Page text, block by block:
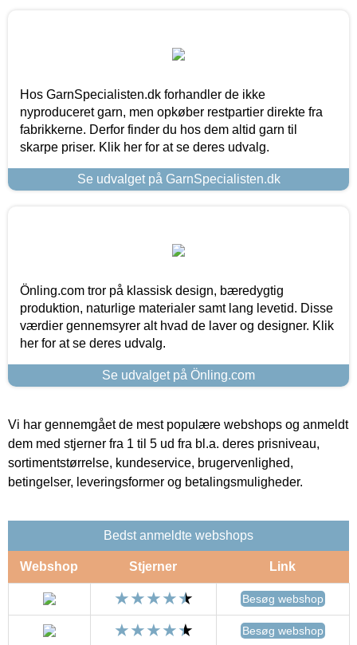
Hos GarnSpecialisten.dk forhandler de ikke
nyproduceret garn, men opkøber restpartier direkte fra
fabrikkerne. Derfor finder du hos dem altid garn til
skarpe priser. Klik her for at se deres udvalg.
Se udvalget på GarnSpecialisten.dk
Önling.com tror på klassisk design, bæredygtig
produktion, naturlige materialer samt lang levetid. Disse
værdier gennemsyrer alt hvad de laver og designer. Klik
her for at se deres udvalg.
Se udvalget på Önling.com
Vi har gennemgået de mest populære webshops og anmeldt
dem med stjerner fra 1 til 5 ud fra bl.a. deres prisniveau,
sortimentstørrelse, kundeservice, brugervenlighed,
betingelser, leveringsformer og betalingsmuligheder.
Bedst anmeldte webshops
Webshop Stjerner Link
Besøg webshop
Besøg webshop